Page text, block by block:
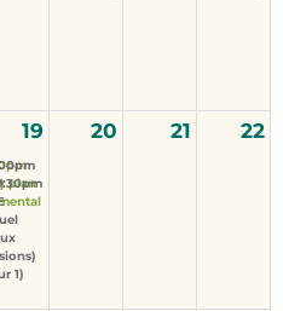
Atelier
TÉLÉCOMMANDE
● TÉLÉCOMMANDE
plan
19
1)
20 21 22